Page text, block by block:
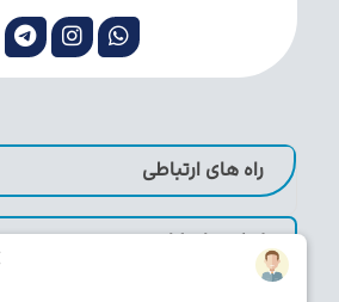
راه های ارتباطی
لینک های کاربردی